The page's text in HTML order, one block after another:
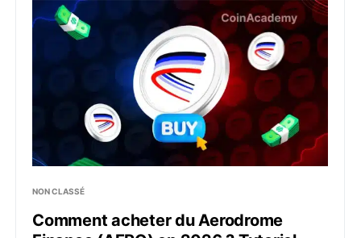
Comment acheter du Aerodrome Finance (AERO)
NON CLASSÉ
Comment acheter du Aerodrome